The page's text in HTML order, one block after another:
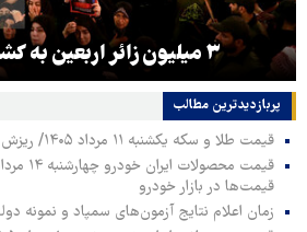
۳ میلیون زائر اربعین به کشور بازگشتند
پربازدیدترین‌ مطالب
قیمت طلا و سکه یکشنبه ۱۱ مرداد ۱۴۰۵/ ریزش سنگین سکه امامی
قیمت‌ها در بازار خودرو
زمان اعلام نتایج آزمون‌های سمپاد و